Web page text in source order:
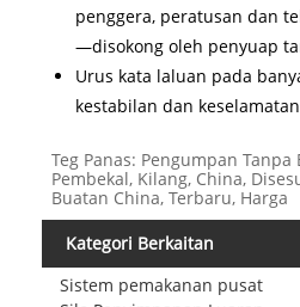
penggera, peratusan dan
—disokong oleh penyuap
Urus kata laluan pada
kestabilan dan
Teg Panas: Pengumpan Tanpa
Pembekal, Kilang, China,
Buatan China, Terbaru, Harga
Kategori Berkaitan
Sistem pemakanan pusat